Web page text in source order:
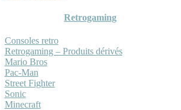
Retrogaming
Consoles retro
Retrogaming – Produits dérivés
Mario Bros
Pac-Man
Street Fighter
Sonic
Minecraft